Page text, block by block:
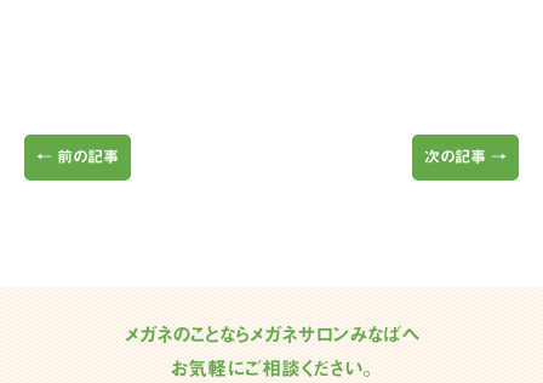
← 前の記事 次の記事 →
メガネのことならメガネサロンみなばへ
お気軽にご相談ください。